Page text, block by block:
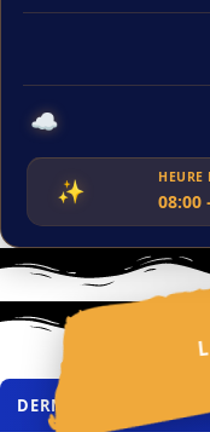
☁️
✨ 08:00
Festival Halloween
30 July 2026
DERNIERS ARTICLES